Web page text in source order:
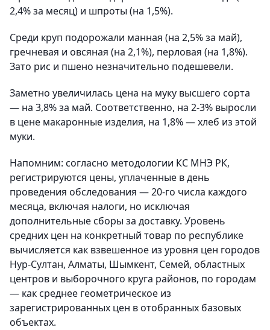
2,4% за месяц) и шпроты (на 1,5%).
Среди круп подорожали манная (на 2,5% за май),
гречневая и овсяная (на 2,1%), перловая (на 1,8%).
Зато рис и пшено незначительно подешевели.
Заметно увеличилась цена на муку высшего сорта
— на 3,8% за май. Соответственно, на 2-3% выросли
в цене макаронные изделия, на 1,8% — хлеб из этой
муки.
Напомним: согласно методологии КС МНЭ РК,
регистрируются цены, уплаченные в день
проведения обследования — 20-го числа каждого
месяца, включая налоги, но исключая
дополнительные сборы за доставку. Уровень
средних цен на конкретный товар по республике
вычисляется как взвешенное из уровня цен городов
Нур-Султан, Алматы, Шымкент, Семей, областных
центров и выборочного круга районов, по городам
— как среднее геометрическое из
зарегистрированных цен в отобранных базовых
объектах.